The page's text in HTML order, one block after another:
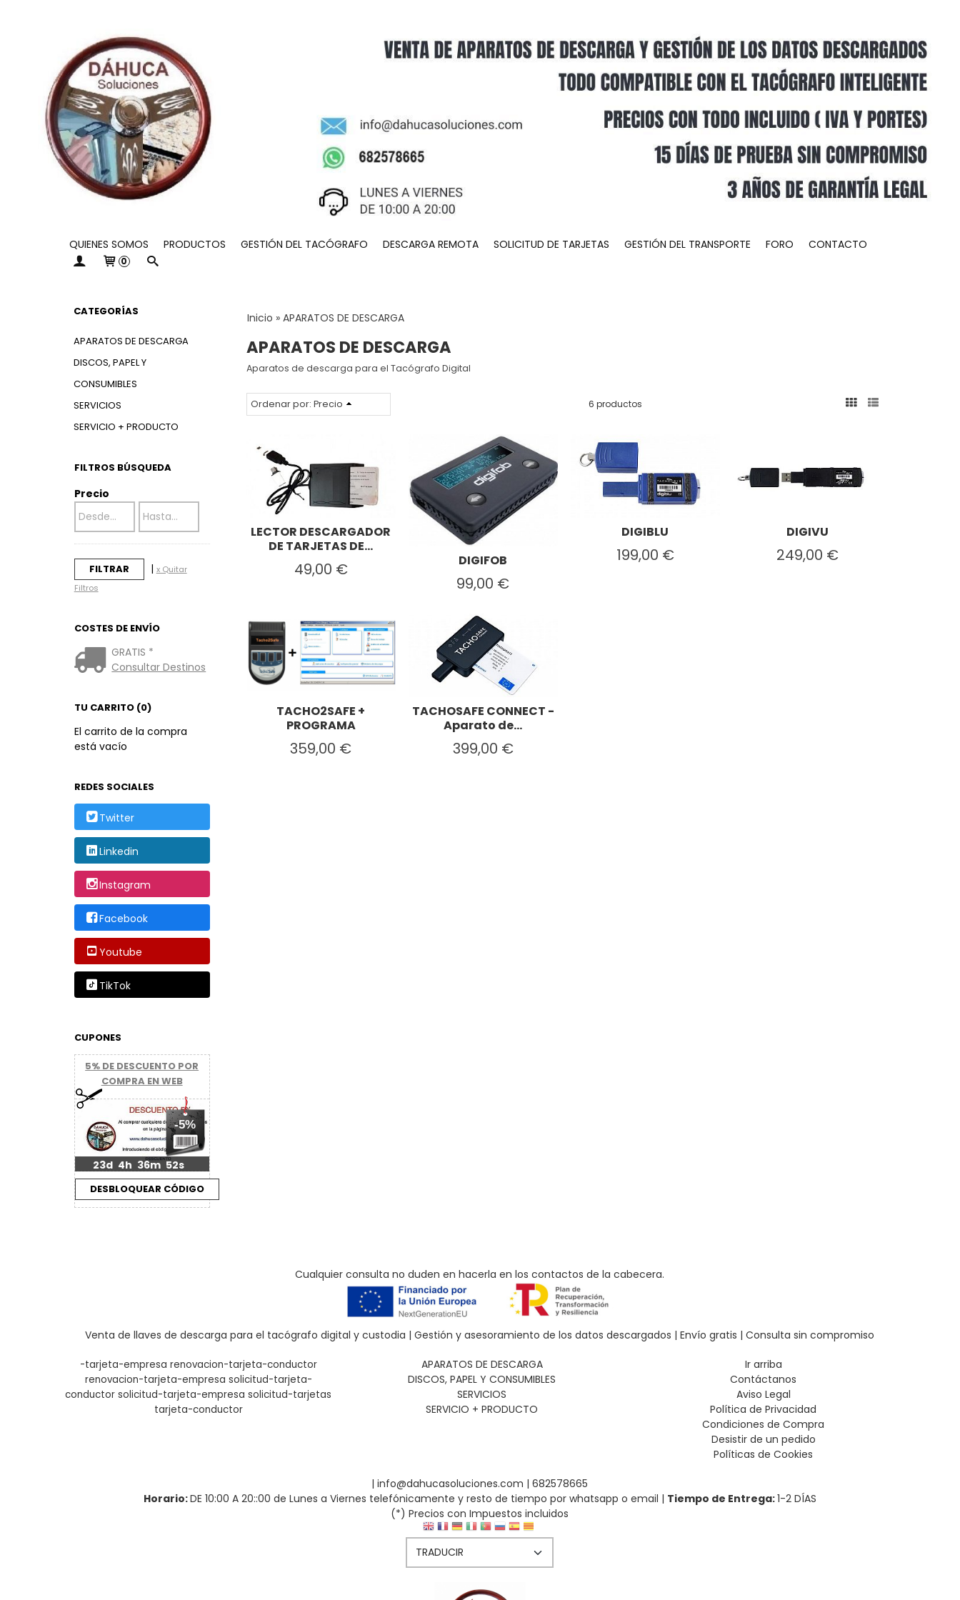
QUIENES SOMOS PRODUCTOS GESTIÓN DEL TACÓGRAFO DESCARGA REMOTA SOLICITUD DE TARJETAS GESTIÓN DEL TRANSPORTE FORO CONTACTO
0
CATEGORÍAS
APARATOS DE DESCARGA
DISCOS, PAPEL Y
CONSUMIBLES
SERVICIOS
SERVICIO + PRODUCTO
FILTROS BÚSQUEDA
Precio
| x Quitar
Filtros
COSTES DE ENVÍO
GRATIS *
Consultar Destinos
TU CARRITO (0)
El carrito de la compra
está vacío
REDES SOCIALES
Twitter
Linkedin
Instagram
Facebook
Youtube
TikTok
CUPONES
5% DE DESCUENTO POR
COMPRA EN WEB
-5%
23d 4h 36m 51s
Inicio » APARATOS DE DESCARGA
APARATOS DE DESCARGA
Aparatos de descarga para el Tacógrafo Digital
Ordenar por: Precio 6 productos
LECTOR DESCARGADOR
DE TARJETAS DE...
49,00 € DIGIFOB
99,00 €
DIGIBLU
199,00 €
DIGIVU
249,00 €
TACHO2SAFE +
PROGRAMA
359,00 €
TACHOSAFE CONNECT -
Aparato de...
399,00 €
Cualquier consulta no duden en hacerla en los contactos de la cabecera.
Venta de llaves de descarga para el tacógrafo digital y custodia | Gestión y asesoramiento de los datos descargados | Envío gratis | Consulta sin compromiso
-tarjeta-empresa renovacion-tarjeta-conductor
renovacion-tarjeta-empresa solicitud-tarjeta-
conductor solicitud-tarjeta-empresa solicitud-tarjetas
tarjeta-conductor
APARATOS DE DESCARGA
DISCOS, PAPEL Y CONSUMIBLES
SERVICIOS
SERVICIO + PRODUCTO
Ir arriba
Contáctanos
Aviso Legal
Política de Privacidad
Condiciones de Compra
Desistir de un pedido
Políticas de Cookies
| info@dahucasoluciones.com |682578665
Horario:DE 10:00 A 20::00 de Lunes a Viernes telefónicamente y resto de tiempo por whatsapp o email | Tiempo de Entrega:1-2 DÍAS
(*) Precios con Impuestos incluidos